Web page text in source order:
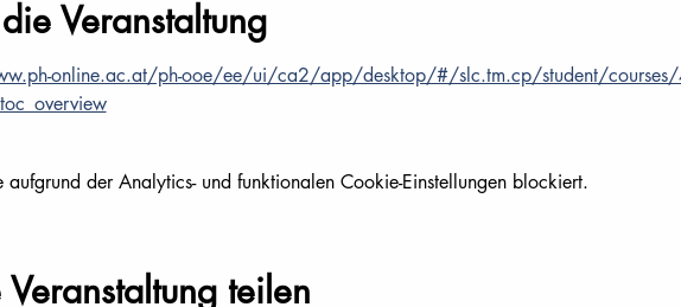
Veranstaltung
online.ac.at/ph-ooe/ee/ui/ca2/app/desktop/#/slc.tm.cp/student/
der Analytics- und funktionalen Cookie-Einstellungen blockiert.
Veranstaltung teilen